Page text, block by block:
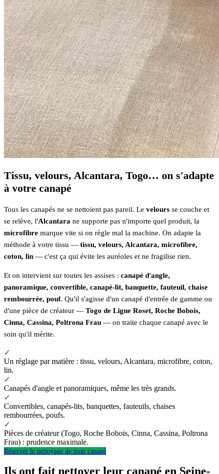
Tissu, velours, Alcantara, Togo… on s'adapte
à votre canapé
Tous les canapés ne se nettoient pas pareil. Le velours se couche et
se relève, l'Alcantara ne supporte pas n'importe quel produit, la
microfibre marque vite si on règle mal la machine. On adapte la
méthode à votre tissu — tissu, velours, Alcantara, microfibre,
coton, lin — c'est ça qui évite les auréoles et ne fragilise rien.
Et on intervient sur toutes les assises : canapé d'angle,
panoramique, convertible, canapé-lit, banquette, fauteuil, chaise
rembourrée, pouf. Qu'il s'agisse d'un canapé d'entrée de gamme ou
d'une pièce de créateur — Togo de Ligne Roset, Roche Bobois,
Cinna, Cassina, Poltrona Frau — on traite chaque canapé avec le
soin qu'il mérite.
✓
Un réglage par matière : tissu, velours, Alcantara, microfibre, coton,
lin.
✓
Canapés d'angle et panoramiques, même les très grands.
✓
Convertibles, canapés-lits, banquettes, fauteuils, chaises
rembourrées, poufs.
✓
Pièces de créateur (Togo, Roche Bobois, Cinna, Cassina, Poltrona
Frau) : prudence maximale.
Réserver le nettoyage de mon canapé
Ils ont fait nettoyer leur canapé en Seine-